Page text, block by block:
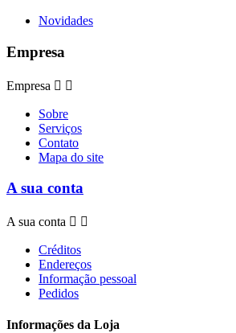
Novidades
Empresa
Empresa  
Sobre
Serviços
Contato
Mapa do site
A sua conta
A sua conta  
Créditos
Endereços
Informação pessoal
Pedidos
Informações da Loja